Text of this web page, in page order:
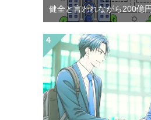
健全と言われながら200億